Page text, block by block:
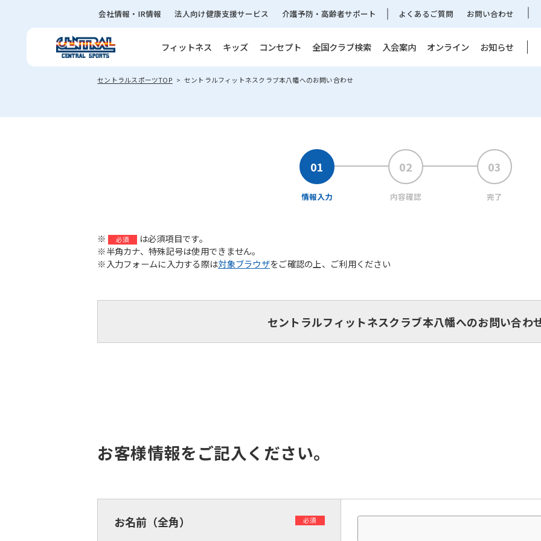
会社情報・IR情報 法人向け健康支援サービス 介護予防・高齢者サポート よくあるご質問 お問い合わせ
フィットネス キッズ コンセプト 全国クラブ検索 入会案内 オンライン お知らせ
セントラルスポーツTOP セントラルフィットネスクラブ本八幡へのお問い合わせ
情報入力 内容確認 完了
※ 必須
は必須項目です。
※半角カナ、特殊記号は使用できません。
※入力フォームに入力する際は対象ブラウザをご確認の上、ご利用ください
セントラルフィットネスクラブ本八幡へのお問い合わ
お客様情報をご記入ください。
お名前（全角） 必須